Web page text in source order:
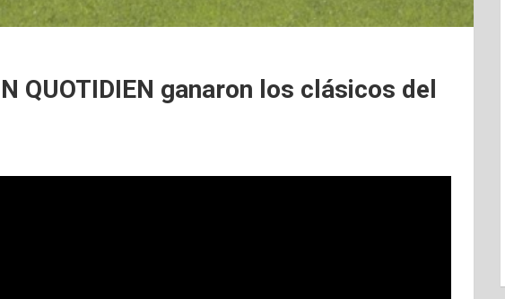
QUOTIDIEN ganaron los clásicos del